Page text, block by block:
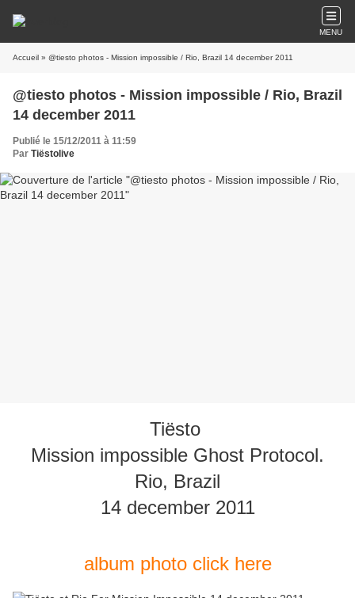
MENU
Accueil » @tiesto photos - Mission impossible / Rio, Brazil 14 december 2011
@tiesto photos - Mission impossible / Rio, Brazil
14 december 2011
Publié le 15/12/2011 à 11:59
Par Tiëstolive
Tiësto
Mission impossible Ghost Protocol.
Rio, Brazil
14 december 2011
album photo click here